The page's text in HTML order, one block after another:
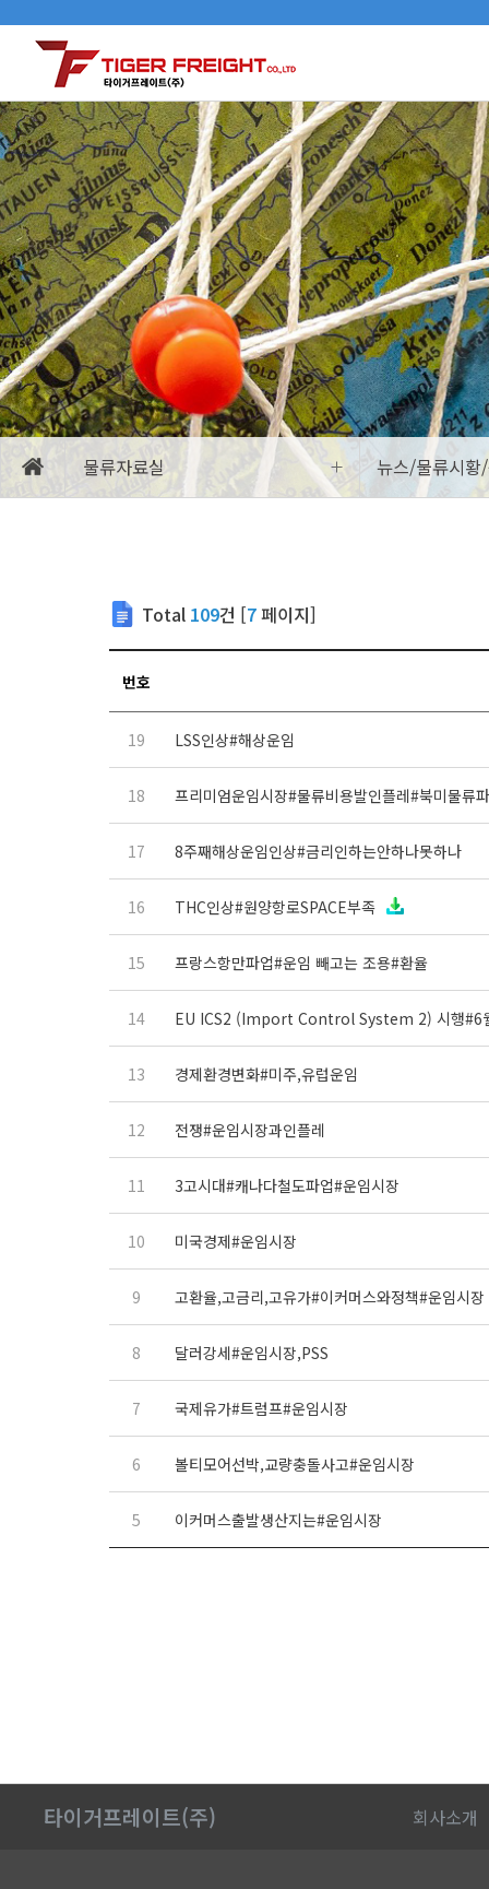
물류자료실 뉴스/물류시황
Total 109건 [7페이지]
번호
19 LSS인상#해상운임
18 프리미엄운임시장#물류비용발인플레#북미물류
17 8주째해상운임인상#금리인하는안하나못하나
16 THC인상#원양항로SPACE부족
15 프랑스항만파업#운임 빼고는 조용#환율
14 EU ICS2 (Import Control System 2) 시행#6
13 경제환경변화#미주,유럽운임
12 전쟁#운임시장과인플레
11 3고시대#캐나다철도파업#운임시장
10 미국경제#운임시장
9 고환율,고금리,고유가#이커머스와정책#운임시장
8 달러강세#운임시장,PSS
7 국제유가#트럼프#운임시장
6 볼티모어선박,교량충돌사고#운임시장
5 이커머스출발생산지는#운임시장
타이거프레이트(주) 회사소개